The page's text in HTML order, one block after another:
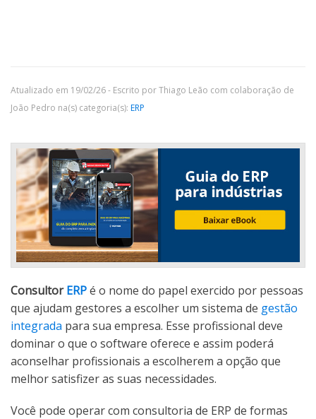
Atualizado em 19/02/26 - Escrito por Thiago Leão com colaboração de
João Pedro na(s) categoria(s): ERP
ConsultorERPé o nome do papel exercido por pessoas
que ajudam gestores a escolher um sistema de gestão
integrada para sua empresa. Esse profissional deve
dominar o que o software oferece e assim poderá
aconselhar profissionais a escolherem a opção que
melhor satisfizer as suas necessidades.
Você pode operar com consultoria de ERP de formas